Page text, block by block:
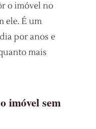
o imóvel no
ele. É um
por anos e
mais
imóvel sem